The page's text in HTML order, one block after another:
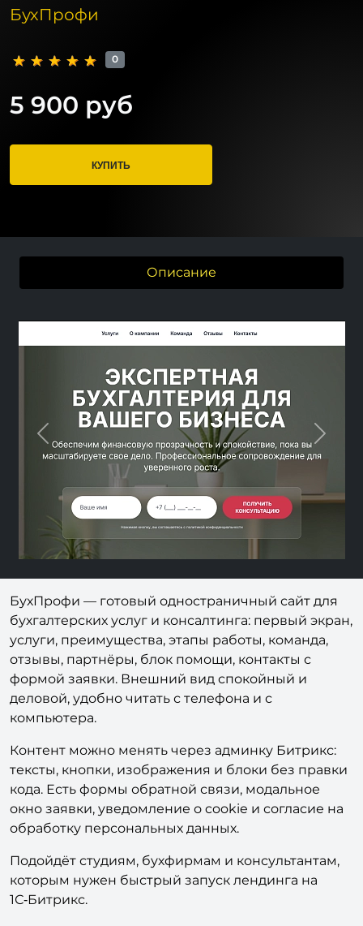
БухПрофи
0
5 900 руб
КУПИТЬ
Описание
Previous Next
БухПрофи — готовый одностраничный сайт для
бухгалтерских услуг и консалтинга: первый экран,
услуги, преимущества, этапы работы, команда,
отзывы, партнёры, блок помощи, контакты с
формой заявки. Внешний вид спокойный и
деловой, удобно читать с телефона и с
компьютера.
Контент можно менять через админку Битрикс:
тексты, кнопки, изображения и блоки без правки
кода. Есть формы обратной связи, модальное
окно заявки, уведомление о cookie и согласие на
обработку персональных данных.
Подойдёт студиям, бухфирмам и консультантам,
которым нужен быстрый запуск лендинга на
1С‑Битрикс.